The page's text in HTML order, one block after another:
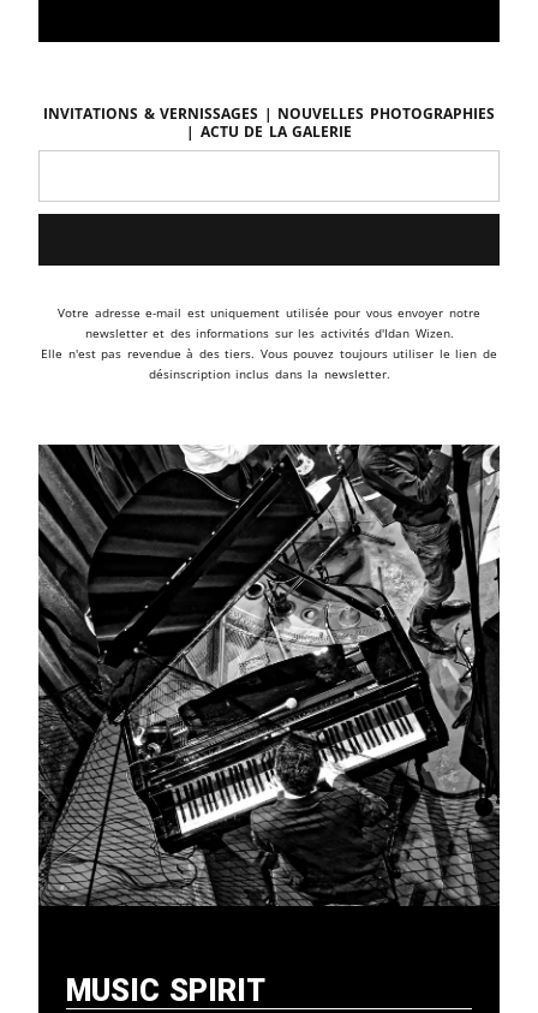
Invitations & vernissages | Nouvelles photographies
| Actu de la galerie
Votre adresse e-mail est uniquement utilisée pour vous envoyer notre
newsletter et des informations sur les activités d'Idan Wizen.
Elle n'est pas revendue à des tiers. Vous pouvez toujours utiliser le lien de
désinscription inclus dans la newsletter.
Music Spirit